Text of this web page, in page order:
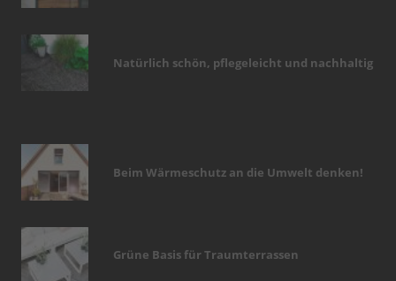
Natürlich schön, pflegeleicht und nachhaltig
Beim Wärmeschutz an die Umwelt denken!
Grüne Basis für Traumterrassen